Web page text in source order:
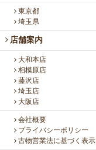
東京都
埼玉県
店舗案内
大和本店
相模原店
藤沢店
埼玉店
大阪店
会社概要
プライバシーポリシー
古物営業法に基づく表示